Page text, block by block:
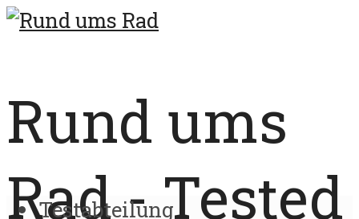
Rund ums
Rad - Tested
Testabteilung